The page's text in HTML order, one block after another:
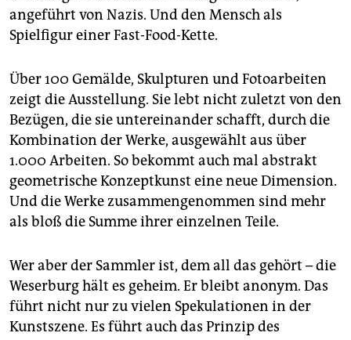
angeführt von Nazis. Und den Mensch als
Spielfigur einer Fast-Food-Kette.
Über 100 Gemälde, Skulpturen und Fotoarbeiten
zeigt die Ausstellung. Sie lebt nicht zuletzt von den
Bezügen, die sie untereinander schafft, durch die
Kombination der Werke, ausgewählt aus über
1.000 Arbeiten. So bekommt auch mal abstrakt
geometrische Konzeptkunst eine neue Dimension.
Und die Werke zusammengenommen sind mehr
als bloß die Summe ihrer einzelnen Teile.
Wer aber der Sammler ist, dem all das gehört – die
Weserburg hält es geheim. Er bleibt anonym. Das
führt nicht nur zu vielen Spekulationen in der
Kunstszene. Es führt auch das Prinzip des